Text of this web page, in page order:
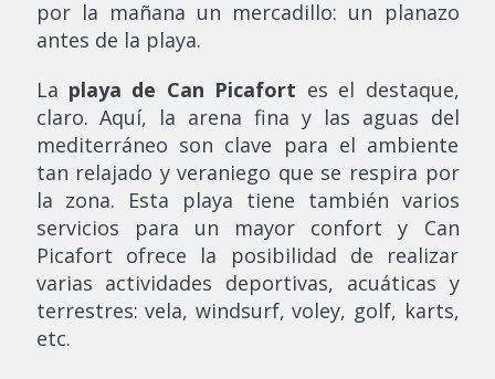
por la mañana un mercadillo: un planazo
antes de la playa.
La playa de Can Picafort es el destaque,
claro. Aquí, la arena fina y las aguas del
mediterráneo son clave para el ambiente
tan relajado y veraniego que se respira por
la zona. Esta playa tiene también varios
servicios para un mayor confort y Can
Picafort ofrece la posibilidad de realizar
varias actividades deportivas, acuáticas y
terrestres: vela, windsurf, voley, golf, karts,
etc.